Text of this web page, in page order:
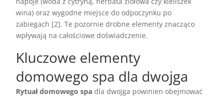
wina) oraz wygodne miejsce do odpoczynku po
zabiegach [2]. Te pozornie drobne elementy znacząco
wpływają na całościowe doświadczenie.
Kluczowe elementy
domowego spa dla dwojga
Rytuał domowego spa dla dwojga powinien obejmować